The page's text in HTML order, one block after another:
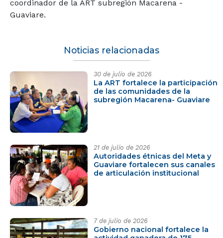
coordinador de la ART subregión Macarena -
Guaviare.
Noticias relacionadas
30 de julio de 2026
La ART fortalece la participación
de las comunidades de la
subregión Macarena- Guaviare
21 de julio de 2026
Autoridades étnicas del Meta y
Guaviare fortalecen sus canales
de articulación institucional
7 de julio de 2026
Gobierno nacional fortalece la